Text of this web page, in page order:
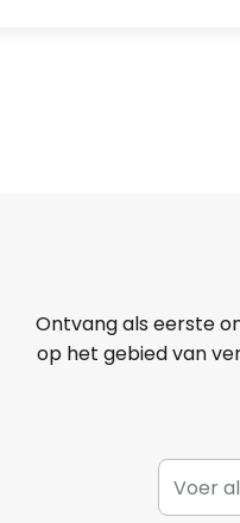
Ontvang als eerste
op het gebied van